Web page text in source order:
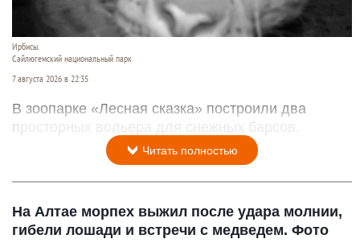
Ирбисы.
Сайлюгемский национальный парк
7 августа 2026 в 22:35
В зоопарке «Лесная сказка» построили два
просторных вольера для снежных барсов.
Читать полностью
На Алтае морпех выжил после удара молнии,
гибели лошади и встречи с медведем. Фото